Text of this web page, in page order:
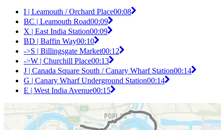
I | Leamouth / Orchard Place00:08
BC | Leamouth Road00:09
X | East India Station00:09
BD | Baffin Way00:10
->S | Billingsgate Market00:12
->W | Churchill Place00:13
J | Canada Square South / Canary Wharf Station00:14
G | Canary Wharf Underground Station00:14
E | West India Avenue00:15